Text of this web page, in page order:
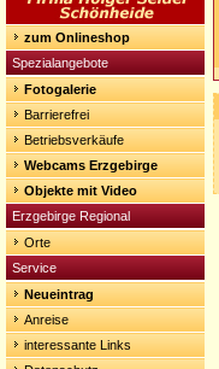
zum Onlineshop
Spezialangebote
Fotogalerie
Barrierefrei
Betriebsverkäufe
Webcams Erzgebirge
Objekte mit Video
Erzgebirge Regional
Orte
Service
Neueintrag
Anreise
interessante Links